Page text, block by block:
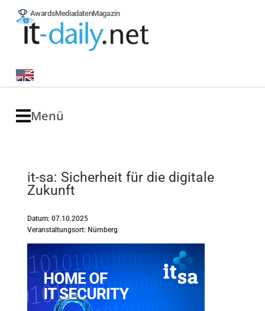
AwardsMediadatenMagazin
Menü
it-sa: Sicherheit für die digitale
Zukunft
Datum: 07.10.2025
Veranstaltungsort: Nürnberg